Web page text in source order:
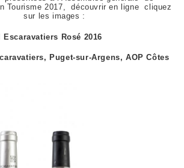
Tourisme 2017, découvrir en ligne cliquez
sur les images :
Rosé 2016
Puget-sur-Argens, AOP Côtes